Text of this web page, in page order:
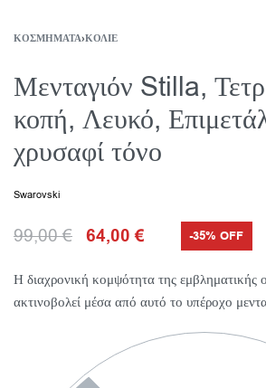
ΚΟΣΜΉΜΑΤΑ›ΚΟΛΙΈ
Μενταγιόν Stilla,
κοπή, Λευκό,
χρυσαφί τόνο
Swarovski
99,00€ 64,00€ -35% OFF
Η διαχρονική κομψότητα της εμβληματικής
ακτινοβολεί μέσα από αυτό το υπέροχο